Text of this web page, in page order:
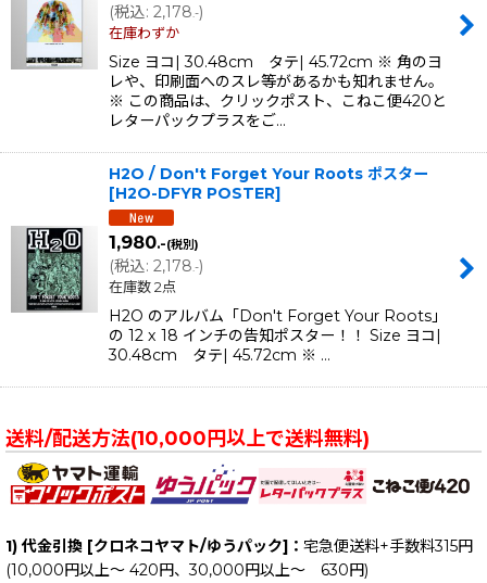
(税込: 2,178.-)
在庫わずか
Size ヨコ| 30.48cm タテ| 45.72cm ※ 角のヨ
レや、印刷面へのスレ等があるかも知れません。
※ この商品は、クリックポスト、こねこ便420と
レターパックプラスをご…
H2O / Don't Forget Your Roots ポスター
[H2O-DFYR POSTER]
1,980.-(税別)
(税込: 2,178.-)
在庫数 2点
H2O のアルバム「Don't Forget Your Roots」
の 12 x 18 インチの告知ポスター！！ Size ヨコ|
30.48cm タテ| 45.72cm ※ …
送料/配送方法(10,000円以上で送料無料)
1) 代金引換 [クロネコヤマト/ゆうパック]： 宅急便送料+手数料315円
(10,000円以上～ 420円、30,000円以上～ 630円)